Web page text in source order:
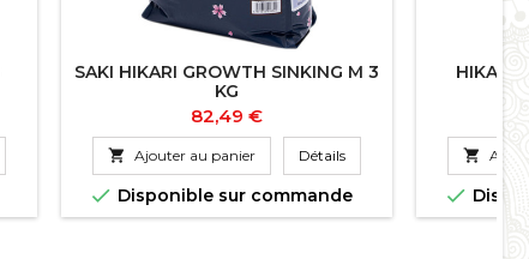
SAKI HIKARI GROWTH SINKING M 3
KG
Prix
82,49 €
 Ajouter au panier Détails
 Disponible sur commande
HIKARI

